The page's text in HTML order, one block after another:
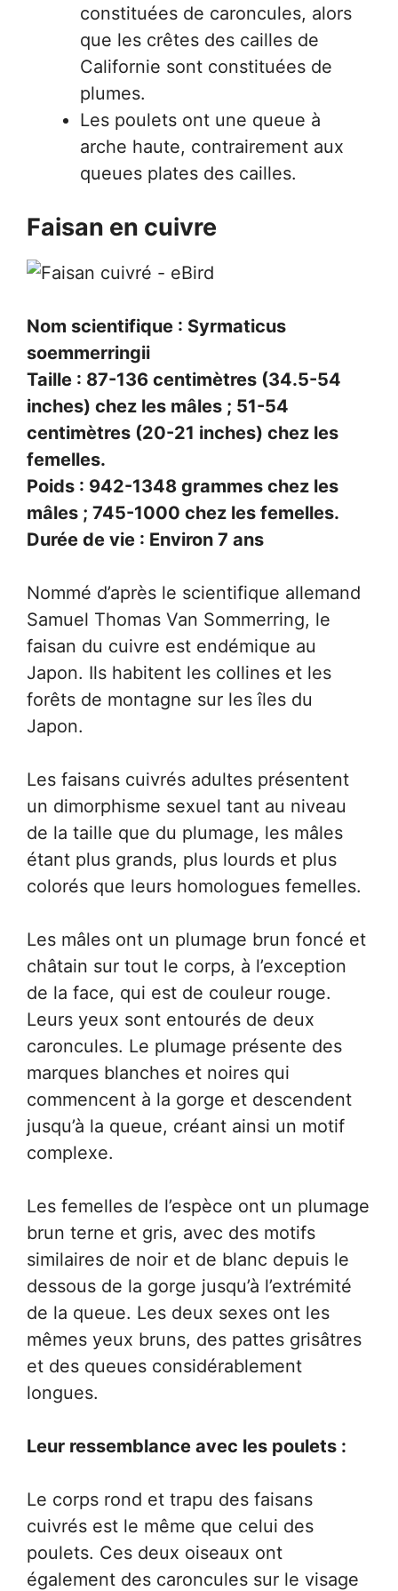
constituées de caroncules, alors
que les crêtes des cailles de
Californie sont constituées de
plumes.
Les poulets ont une queue à
arche haute, contrairement aux
queues plates des cailles.
Faisan en cuivre
Nom scientifique : Syrmaticus
soemmerringii
Taille : 87-136 centimètres (34.5-54
inches) chez les mâles ; 51-54
centimètres (20-21 inches) chez les
femelles.
Poids : 942-1348 grammes chez les
mâles ; 745-1000 chez les femelles.
Durée de vie : Environ 7 ans
Nommé d’après le scientifique allemand
Samuel Thomas Van Sommerring, le
faisan du cuivre est endémique au
Japon. Ils habitent les collines et les
forêts de montagne sur les îles du
Japon.
Les faisans cuivrés adultes présentent
un dimorphisme sexuel tant au niveau
de la taille que du plumage, les mâles
étant plus grands, plus lourds et plus
colorés que leurs homologues femelles.
Les mâles ont un plumage brun foncé et
châtain sur tout le corps, à l’exception
de la face, qui est de couleur rouge.
Leurs yeux sont entourés de deux
caroncules. Le plumage présente des
marques blanches et noires qui
commencent à la gorge et descendent
jusqu’à la queue, créant ainsi un motif
complexe.
Les femelles de l’espèce ont un plumage
brun terne et gris, avec des motifs
similaires de noir et de blanc depuis le
dessous de la gorge jusqu’à l’extrémité
de la queue. Les deux sexes ont les
mêmes yeux bruns, des pattes grisâtres
et des queues considérablement
longues.
Leur ressemblance avec les poulets :
Le corps rond et trapu des faisans
cuivrés est le même que celui des
poulets. Ces deux oiseaux ont
également des caroncules sur le visage